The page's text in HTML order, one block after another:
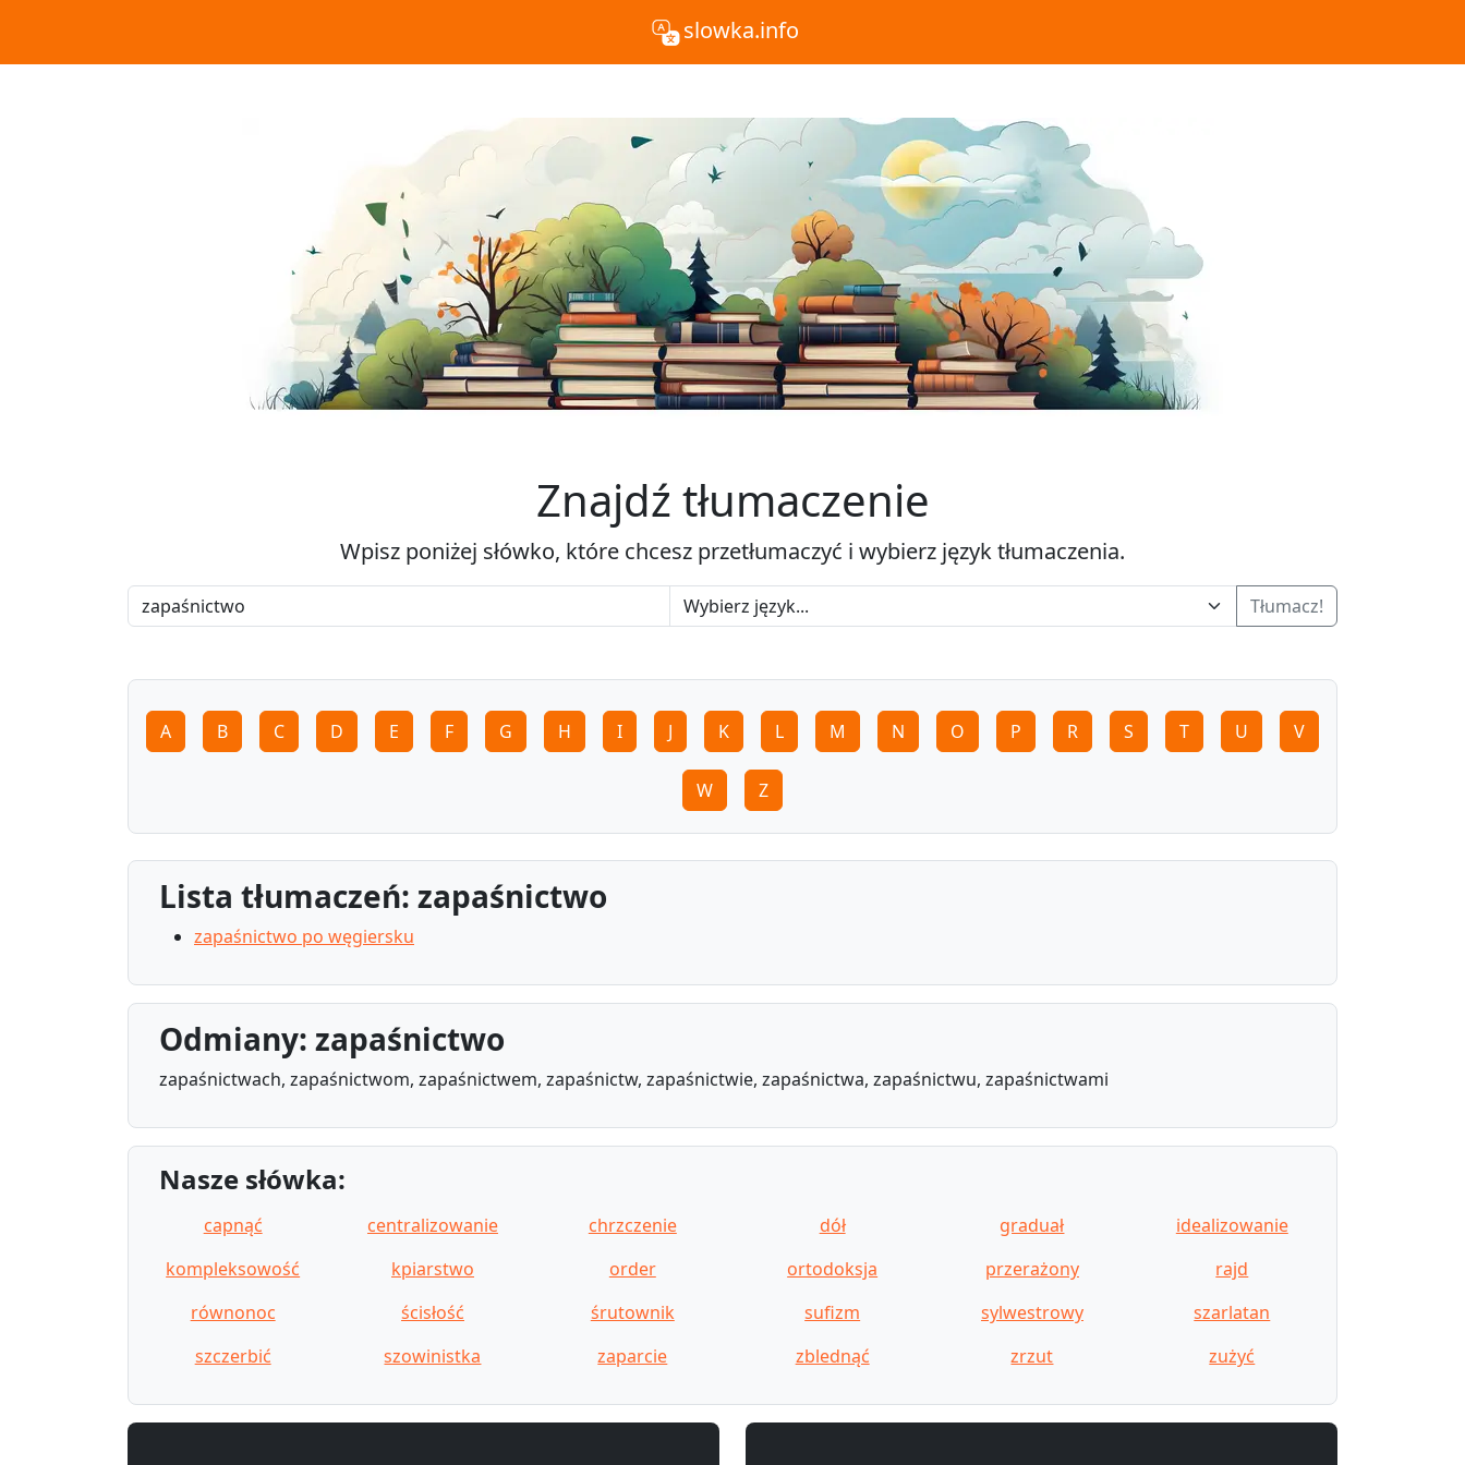
slowka.info
Znajdź tłumaczenie
Wpisz poniżej słówko, które chcesz przetłumaczyć i wybierz język tłumaczenia.
Tłumacz!
A B C D E F G H I J K L M N O P R S T U V
W Z
Lista tłumaczeń: zapaśnictwo
zapaśnictwo po węgiersku
Odmiany: zapaśnictwo
zapaśnictwach, zapaśnictwom, zapaśnictwem, zapaśnictw, zapaśnictwie, zapaśnictwa, zapaśnictwu, zapaśnictwami
Nasze słówka:
capnąć centralizowanie chrzczenie dół graduał
idealizowanie
kompleksowość
kpiarstwo order ortodoksja przerażony
rajd
równonoc
ścisłość śrutownik sufizm sylwestrowy
szarlatan
szczerbić
szowinistka zaparcie zblednąć zrzut zużyć